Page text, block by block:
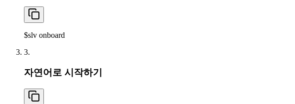
$slv onboard
3.
자연어로 시작하기